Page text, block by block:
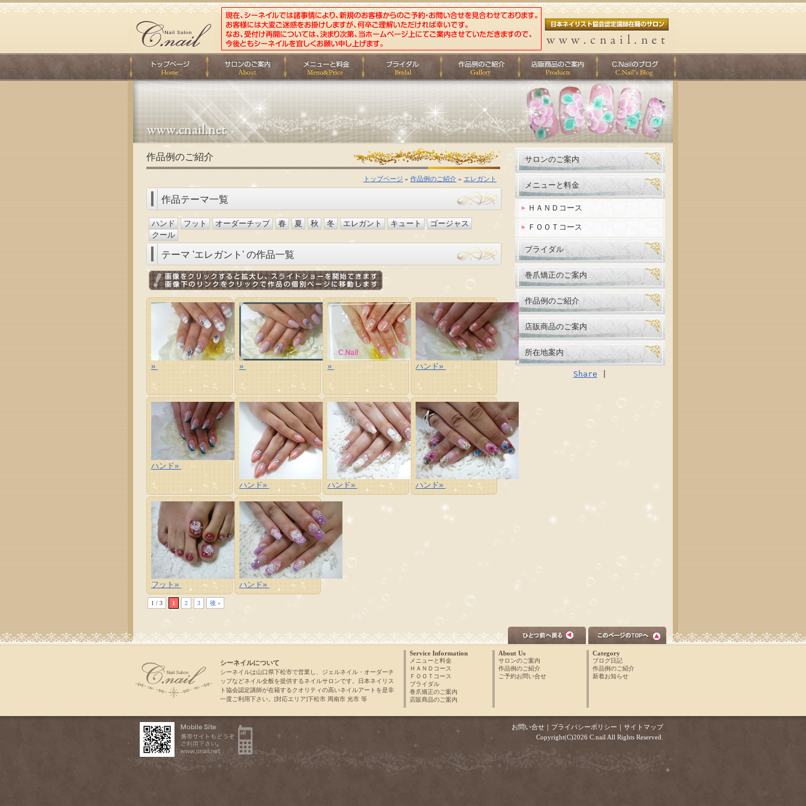
サロンのご案内
メニューと料金
ＨＡＮＤコース
ＦＯＯＴコース
ブライダル
巻爪矯正のご案内
作品例のご紹介
店販商品のご案内
所在地案内
Share
作品例のご紹介
トップページ » 作品例のご紹介 » エレガント
作品テーマ一覧
ハンド フット オーダーチップ 春 夏 秋 冬 エレガント キュート
ゴージャス
クール
テーマ 'エレガント' の作品一覧
» » » ハンド»
ハンド»
ハンド» ハンド» ハンド»
フット» ハンド»
1 / 3 1 2 3 後 »
シーネイルについて
シーネイルは山口県下松市で営業し、ジェルネイル・オーダーチ
ップなどネイル全般を提供するネイルサロンです。日本ネイリス
ト協会認定講師が在籍するクオリティの高いネイルアートを是非
一度ご利用下さい。[対応エリア]下松市 周南市 光市 等
Service Information
メニューと料金
ＨＡＮＤコース
ＦＯＯＴコース
ブライダル
巻爪矯正のご案内
店販商品のご案内
About Us
サロンのご案内
作品例のご紹介
ご予約お問い合せ
Category
ブログ日記
作品例のご紹介
新着お知らせ
お問い合せ ｜ プライバシーポリシー ｜ サイトマップ
Copyright(C)2026 C.nail All Rights Reserved.